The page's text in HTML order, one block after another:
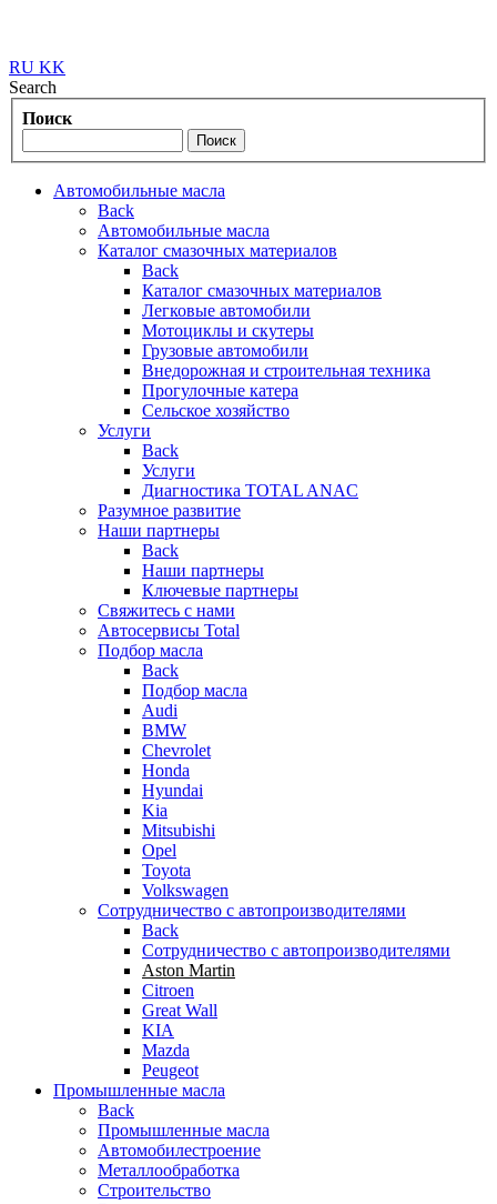
RU KK
Search
Поиск
Автомобильные масла
Back
Автомобильные масла
Каталог смазочных материалов
Back
Каталог смазочных материалов
Легковые автомобили
Мотоциклы и скутеры
Грузовые автомобили
Внедорожная и строительная техника
Прогулочные катера
Сельское хозяйство
Услуги
Back
Услуги
Диагностика TOTAL ANAC
Разумное развитие
Наши партнеры
Back
Наши партнеры
Ключевые партнеры
Свяжитесь с нами
Автосервисы Total
Подбор масла
Back
Подбор масла
Audi
BMW
Chevrolet
Honda
Hyundai
Kia
Mitsubishi
Opel
Toyota
Volkswagen
Сотрудничество с автопроизводителями
Back
Сотрудничество с автопроизводителями
Aston Martin
Citroen
Great Wall
KIA
Mazda
Peugeot
Промышленные масла
Back
Промышленные масла
Автомобилестроение
Металлообработка
Строительство